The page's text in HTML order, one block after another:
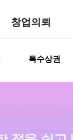
창업의뢰
특수상권